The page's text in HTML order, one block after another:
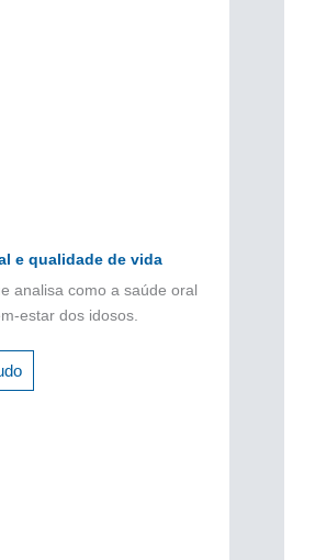
e qualidade de vida
analisa como a saúde oral
estar dos idosos.